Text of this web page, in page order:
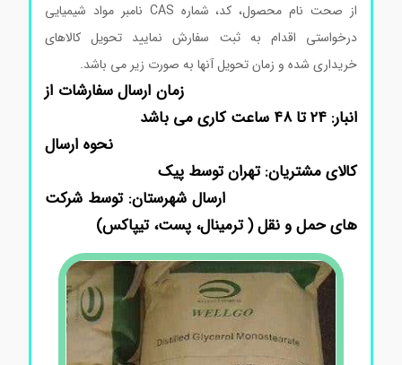
از صحت نام محصول، کد، شماره CAS نامبر مواد شیمیایی
درخواستی اقدام به ثبت سفارش نمایید تحویل کالاهای
خریداری شده و زمان تحویل آنها به صورت زیر می باشد.
زمان ارسال سفارشات از
انبار: ۲۴ تا ۴۸ ساعت کاری می باشد
نحوه ارسال
کالای مشتریان: تهران توسط پیک
ارسال شهرستان: توسط شرکت
های حمل و نقل ( ترمینال، پست، تیپاکس)